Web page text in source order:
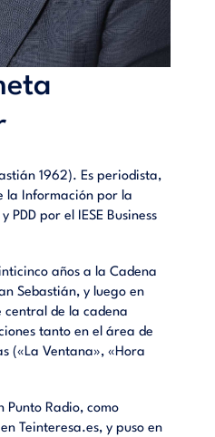
1962). Es periodista,
la Información por la
por el IESE Business
años a la Cadena
Sebastián, y luego en
central de la cadena
tanto en el área de
(«La Ventana», «Hora
Punto Radio, como
Teinteresa.es, y puso en